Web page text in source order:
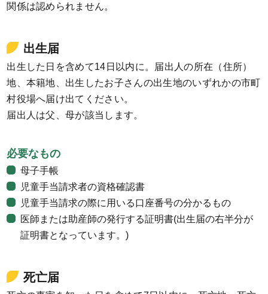
関係は認められません。
出生届
出生した日を含めて14日以内に。届出人の所在（住所）
地、本籍地、出生したお子さんの出生地のいずれかの市町
村役場へ届け出てください。
届出人は父、母が該当します。
必要なもの
母子手帳
児童手当請求者の資格確認書
児童手当請求の際に用いる口座番号の分かるもの
医師または助産師の発行する証明書(出生届の右半分が
証明書となっています。)
死亡届